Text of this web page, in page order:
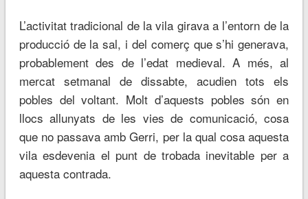
L’activitat tradicional de la vila girava a l’entorn de la
producció de la sal, i del comerç que s’hi generava,
probablement des de l’edat medieval. A més, al
mercat setmanal de dissabte, acudien tots els
pobles del voltant. Molt d’aquests pobles són en
llocs allunyats de les vies de comunicació, cosa
que no passava amb Gerri, per la qual cosa aquesta
vila esdevenia el punt de trobada inevitable per a
aquesta contrada.